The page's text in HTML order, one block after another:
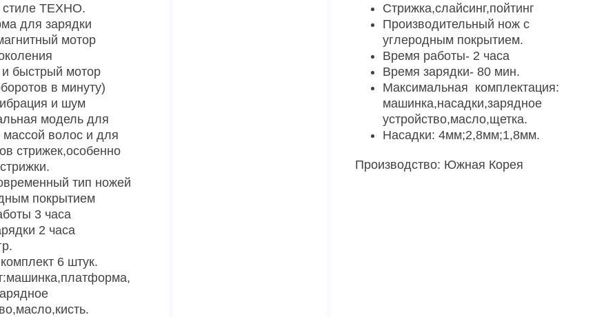
стиле ТЕХНО.
для зарядки
мотор
быстрый мотор
в минуту)
и шум
модель для
массой волос и для
стрижек,особенно
тип ножей
покрытием
3 часа
2 часа
6 штук.
Стрижка,слайсинг,пойтинг
Производительный нож с
углеродным покрытием.
Время работы- 2 часа
Время зарядки- 80 мин.
Максимальная комплектация:
машинка,насадки,зарядное
устройство,масло,щетка.
Насадки: 4мм;2,8мм;1,8мм.
Производство: Южная Корея